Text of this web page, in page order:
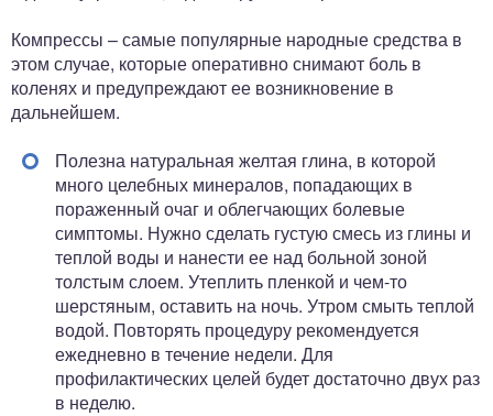
Компрессы – самые популярные народные средства в
этом случае, которые оперативно снимают боль в
коленях и предупреждают ее возникновение в
дальнейшем.
Полезна натуральная желтая глина, в которой
много целебных минералов, попадающих в
пораженный очаг и облегчающих болевые
симптомы. Нужно сделать густую смесь из глины и
теплой воды и нанести ее над больной зоной
толстым слоем. Утеплить пленкой и чем-то
шерстяным, оставить на ночь. Утром смыть теплой
водой. Повторять процедуру рекомендуется
ежедневно в течение недели. Для
профилактических целей будет достаточно двух раз
в неделю.